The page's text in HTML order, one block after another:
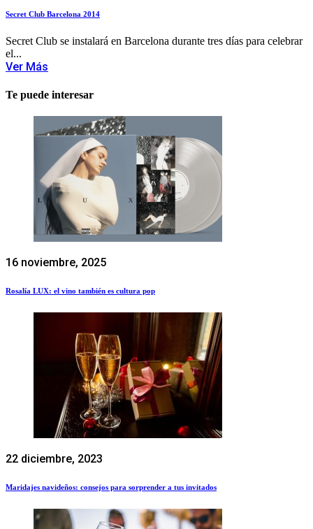
Secret Club Barcelona 2014
Secret Club se instalará en Barcelona durante tres días para celebrar
el...
Ver Más
Te puede interesar
16 noviembre, 2025
Rosalía LUX: el vino también es cultura pop
22 diciembre, 2023
Maridajes navideños: consejos para sorprender a tus invitados